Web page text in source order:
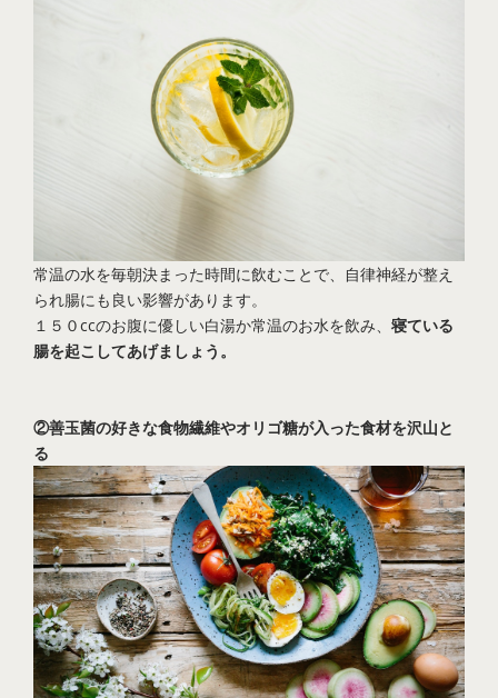
常温の水を毎朝決まった時間に飲むことで、自律神経が整え
られ腸にも良い影響があります。
１５０ccのお腹に優しい白湯か常温のお水を飲み、 寝ている
腸を起こしてあげましょう。
②善玉菌の好きな食物繊維やオリゴ糖が入った食材を沢山と
る